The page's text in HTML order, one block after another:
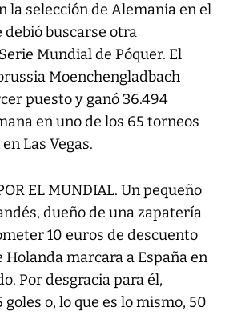
la selección de Alemania en el
debió buscarse otra
Mundial de Póquer. El
Moenchengladbach
puesto y ganó 36.494
en uno de los 65 torneos
Las Vegas.
EL MUNDIAL. Un pequeño
dueño de una zapatería
10 euros de descuento
Holanda marcara a España en
Por desgracia para él,
o, lo que es lo mismo, 50